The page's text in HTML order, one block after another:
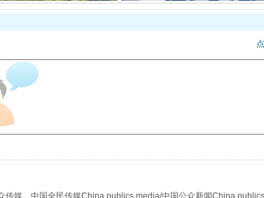
民促振兴 酒驾未被当场查获能
，有这些资助 “后车司机肯定在
媒、中国全民传媒China publics media/中国公众新闻China